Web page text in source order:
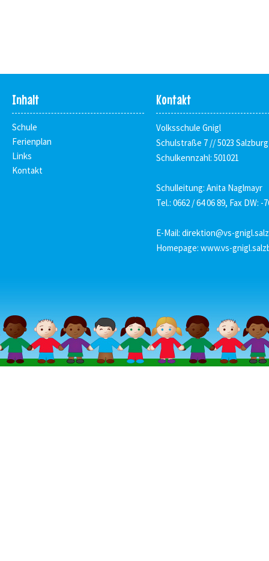
Inhalt
Schule
Ferienplan
Links
Kontakt
Kontakt
Volksschule Gnigl
Schulstraße 7 // 5023 Salzburg
Schulkennzahl: 501021
Schulleitung: Anita Naglmayr
Tel.: 0662 / 64 06 89, Fax DW: -
E-Mail: direktion@vs-
Homepage: www.vs-